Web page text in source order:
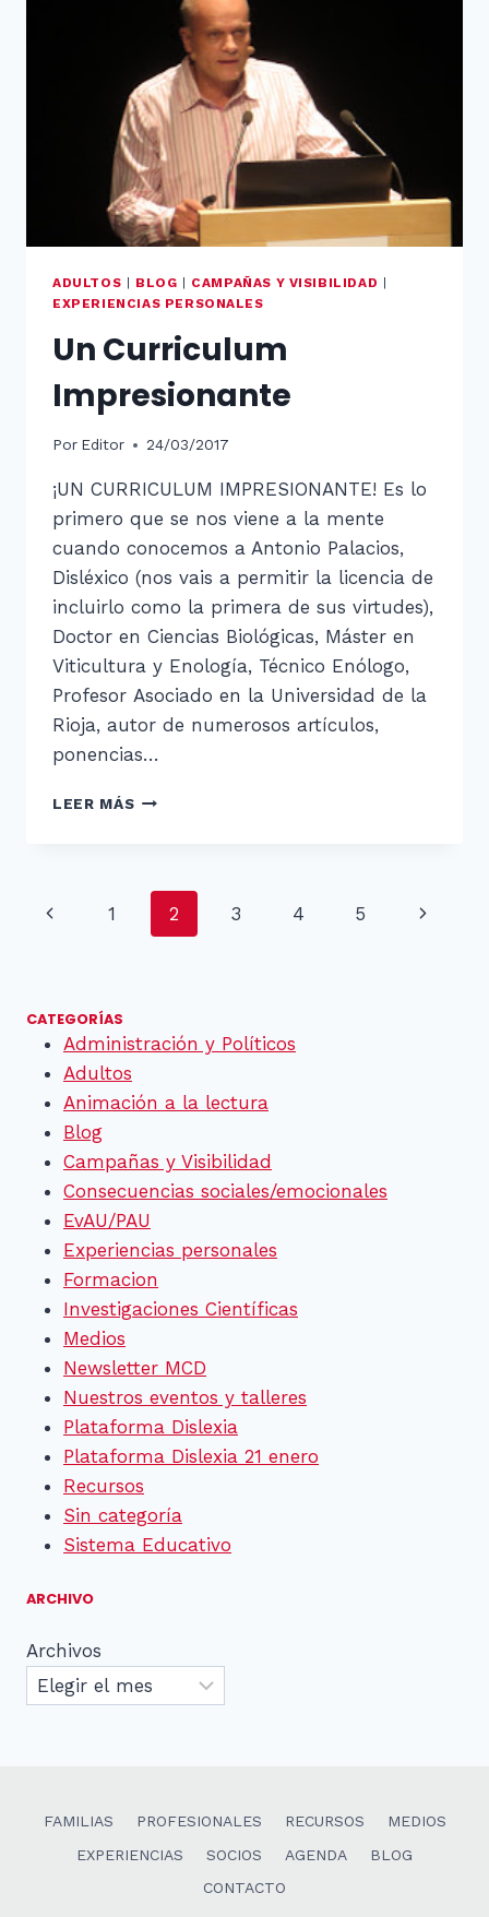
ADULTOS | BLOG | CAMPAÑAS Y VISIBILIDAD |
EXPERIENCIAS PERSONALES
Un Curriculum
Impresionante
Por Editor 24/03/2017
¡UN CURRICULUM IMPRESIONANTE! Es lo
primero que se nos viene a la mente
cuando conocemos a Antonio Palacios,
Disléxico (nos vais a permitir la licencia de
incluirlo como la primera de sus virtudes),
Doctor en Ciencias Biológicas, Máster en
Viticultura y Enología, Técnico Enólogo,
Profesor Asociado en la Universidad de la
Rioja, autor de numerosos artículos,
ponencias…
LEER MÁSUN
Navegación
página
Página
1 2 3 4 5
CATEGORÍAS
Administración y Políticos
Adultos
Animación a la lectura
Blog
Campañas y Visibilidad
Consecuencias sociales/emocionales
EvAU/PAU
Experiencias personales
Formacion
Investigaciones Científicas
Medios
Newsletter MCD
Nuestros eventos y talleres
Plataforma Dislexia
Plataforma Dislexia 21 enero
Recursos
Sin categoría
Sistema Educativo
ARCHIVO
Archivos
FAMILIAS PROFESIONALES RECURSOS
MEDIOS
EXPERIENCIAS
SOCIOS AGENDA
BLOG
CONTACTO